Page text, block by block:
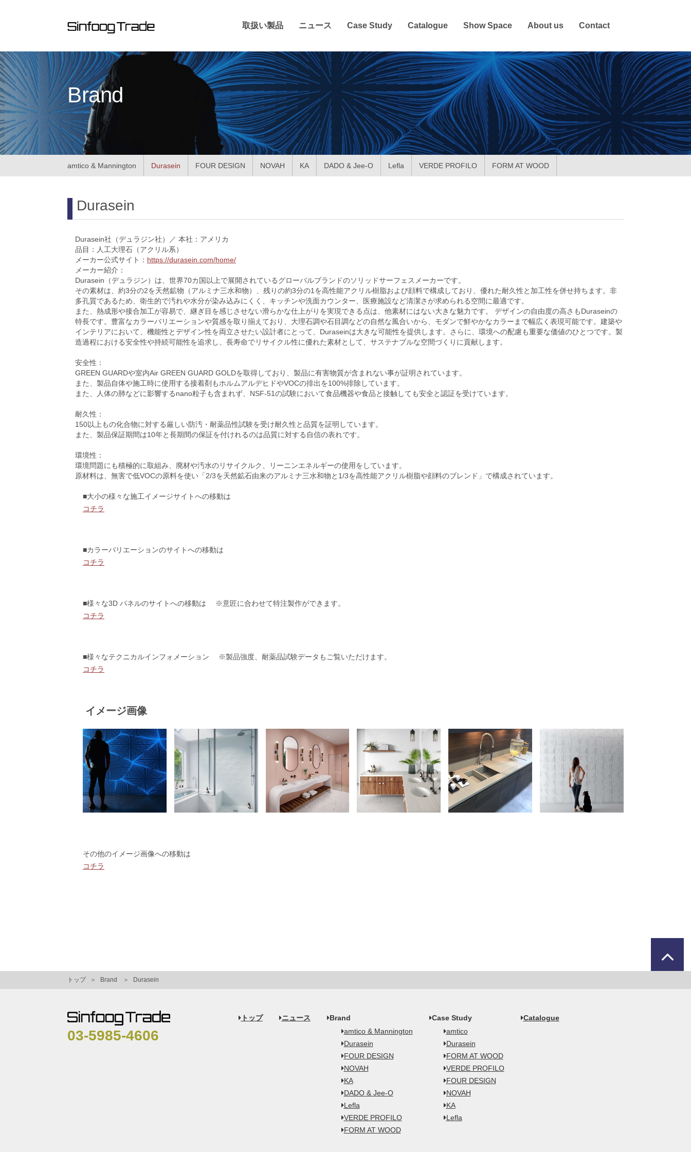
取扱い製品 ニュース Case Study Catalogue Show Space About us Contact
Brand
amtico & Mannington Durasein FOUR DESIGN NOVAH KA DADO & Jee-O Lefla VERDE PROFILO FORM AT WOOD
Durasein
Durasein社（デュラジン社）／ 本社：アメリカ
品目：人工大理石（アクリル系）
メーカー公式サイト： https://durasein.com/home/
メーカー紹介：
Durasein（デュラジン）は、世界70カ国以上で展開されているグローバルブランドのソリッドサーフェスメーカーです。
その素材は、約3分の2を天然鉱物（アルミナ三水和物）、残りの約3分の1を高性能アクリル樹脂および顔料で構成しており、優れた耐久性と加工性を併せ持ちます。非
多孔質であるため、衛生的で汚れや水分が染み込みにくく、キッチンや洗面カウンター、医療施設など清潔さが求められる空間に最適です。
また、熱成形や接合加工が容易で、継ぎ目を感じさせない滑らかな仕上がりを実現できる点は、他素材にはない大きな魅力です。 デザインの自由度の高さもDuraseinの
特長です。豊富なカラーバリエーションや質感を取り揃えており、大理石調や石目調などの自然な風合いから、モダンで鮮やかなカラーまで幅広く表現可能です。建築や
インテリアにおいて、機能性とデザイン性を両立させたい設計者にとって、Duraseinは大きな可能性を提供します。さらに、環境への配慮も重要な価値のひとつです。製
造過程における安全性や持続可能性を追求し、長寿命でリサイクル性に優れた素材として、サステナブルな空間づくりに貢献します。
安全性：
GREEN GUARDや室内Air GREEN GUARD GOLDを取得しており、製品に有害物質が含まれない事が証明されています。
また、製品自体や施工時に使用する接着剤もホルムアルデヒドやVOCの排出を100%排除しています。
また、人体の肺などに影響するnano粒子も含まれず、NSF-51の試験において食品機器や食品と接触しても安全と認証を受けています。
耐久性：
150以上もの化合物に対する厳しい防汚・耐薬品性試験を受け耐久性と品質を証明しています。
また、製品保証期間は10年と長期間の保証を付けれるのは品質に対する自信の表れです。
環境性：
環境問題にも積極的に取組み、廃材や汚水のリサイクルク、リーニンエネルギーの使用をしています。
原材料は、無害で低VOCの原料を使い「2/3を天然鉱石由来のアルミナ三水和物と1/3を高性能アクリル樹脂や顔料のブレンド」で構成されています。
■大小の様々な施工イメージサイトへの移動は
コチラ
■カラーバリエーションのサイトへの移動は
コチラ
■様々な3D パネルのサイトへの移動は ※意匠に合わせて特注製作ができます。
コチラ
■様々なテクニカルインフォメーション ※製品強度、耐薬品試験データもご覧いただけます。
コチラ
イメージ画像
その他のイメージ画像への移動は
コチラ
トップ Brand Durasein
03-5985-4606
トップ ニュース
Brand
amtico & Mannington
Durasein
FOUR DESIGN
NOVAH
KA
DADO & Jee-O
Lefla
VERDE PROFILO
FORM AT WOOD
Case Study
amtico
Durasein
FORM AT WOOD
VERDE PROFILO
FOUR DESIGN
NOVAH
KA
Lefla
Catalogue